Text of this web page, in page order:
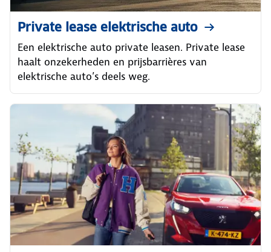
Private lease elektrische auto
Een elektrische auto private leasen. Private lease
haalt onzekerheden en prijsbarrières van
elektrische auto’s deels weg.